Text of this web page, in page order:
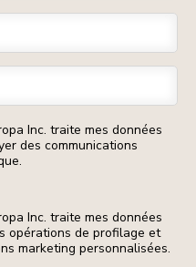
Inc. traite mes données
des communications
Inc. traite mes données
opérations de profilage et
marketing personnalisées.